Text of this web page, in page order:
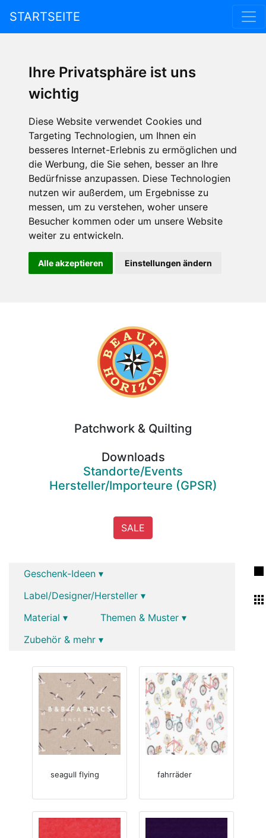
Ihre Privatsphäre ist uns
wichtig
Diese Website verwendet Cookies und
Targeting Technologien, um Ihnen ein
besseres Internet-Erlebnis zu ermöglichen und
die Werbung, die Sie sehen, besser an Ihre
Bedürfnisse anzupassen. Diese Technologien
nutzen wir außerdem, um Ergebnisse zu
messen, um zu verstehen, woher unsere
Besucher kommen oder um unsere Website
weiter zu entwickeln.
Alle akzeptieren Einstellungen ändern
STARTSEITE
Patchwork & Quilting
Downloads
Standorte/Events
Hersteller/Importeure (GPSR)
SALE
Geschenk-Ideen ▾
Label/Designer/Hersteller ▾
Material ▾
Themen & Muster ▾
Zubehör & mehr ▾
seagull flying fahrräder